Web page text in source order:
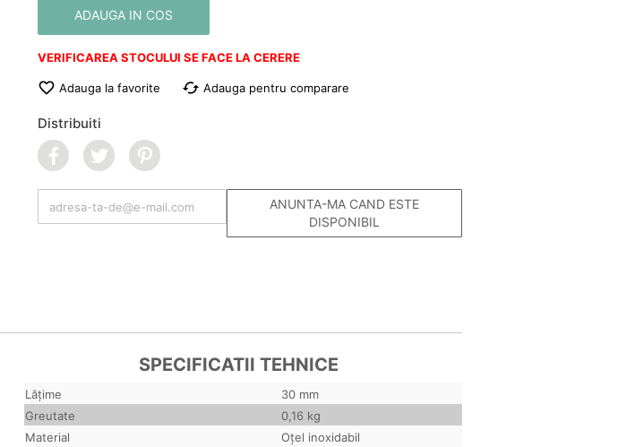
ADAUGA IN COS
VERIFICAREA STOCULUI SE FACE LA CERERE
 Adauga la favorite cached Adauga pentru comparare
Distribuiti
ANUNTA-MA CAND ESTE
DISPONIBIL
SPECIFICATII TEHNICE
Lăţime
30 mm
Greutate
0,16 kg
Material
Oțel inoxidabil